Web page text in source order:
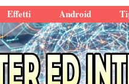
Effetti Android